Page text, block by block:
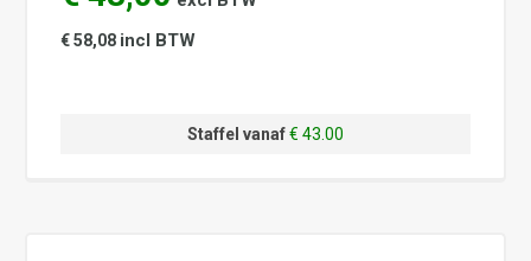
€ 58,08 incl BTW
Staffel vanaf€ 43.00